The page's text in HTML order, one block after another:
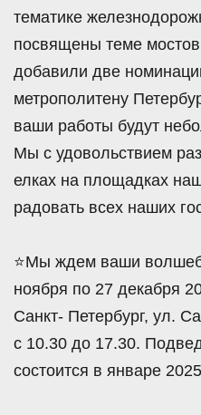
тематике
посвящены теме
добавили две
метрополитену
ваши работы будут
Мы с удовольствием
елках на площадках
радовать всех наших
⭐Мы ждем ваши
ноября по 27 декабря
Санкт- Петербург, ул.
с 10.30 до 17.30.
состоится в январе